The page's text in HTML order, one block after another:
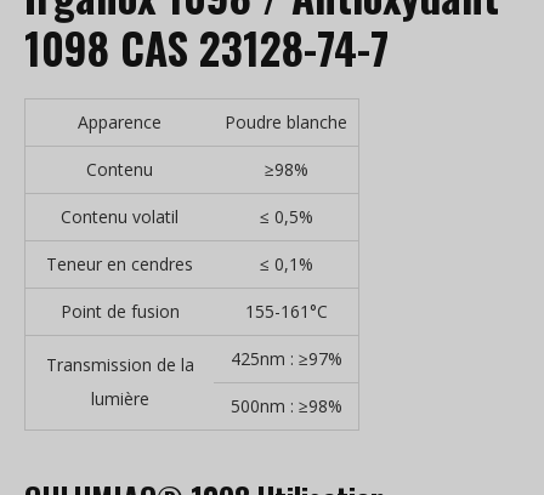
1098 CAS 23128-74-7
Apparence Poudre blanche
Contenu ≥98%
Contenu volatil ≤ 0,5%
Teneur en cendres ≤ 0,1%
Point de fusion 155-161°C
Transmission de la
lumière
425nm : ≥97%
500nm : ≥98%